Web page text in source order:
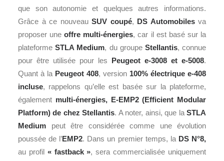
que son autonomie et quelques autres informations.
Grâce à ce nouveau SUV coupé, DS Automobilesva
proposer uneoffre multi-énergies, car il est basé sur la
plateformeSTLA Medium, du groupe Stellantis, connue
pour être utilisée pour les Peugeot e-3008 et e-5008.
Quant à la Peugeot 408, version 100% électrique e-408
incluse, rappelons qu’elle est basée sur la plateforme,
également multi-énergies, E-EMP2 (Efficient Modular
Platform) de chez Stellantis. A noter, ainsi, que laSTLA
Medium peut être considérée comme une évolution
poussée de l’EMP2. Dans un premier temps, la DS N°8,
au profil « fastback », sera commercialisée uniquement